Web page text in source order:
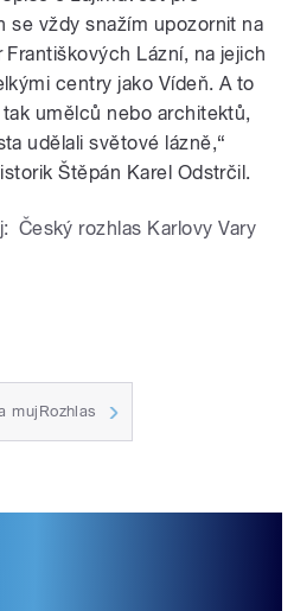
se vždy snažím upozornit na
Lázní, na jejich
centry jako Vídeň. A to
umělců nebo architektů,
udělali světové lázně,“
Štěpán Karel Odstrčil.
Český rozhlas Karlovy Vary
mujRozhlas